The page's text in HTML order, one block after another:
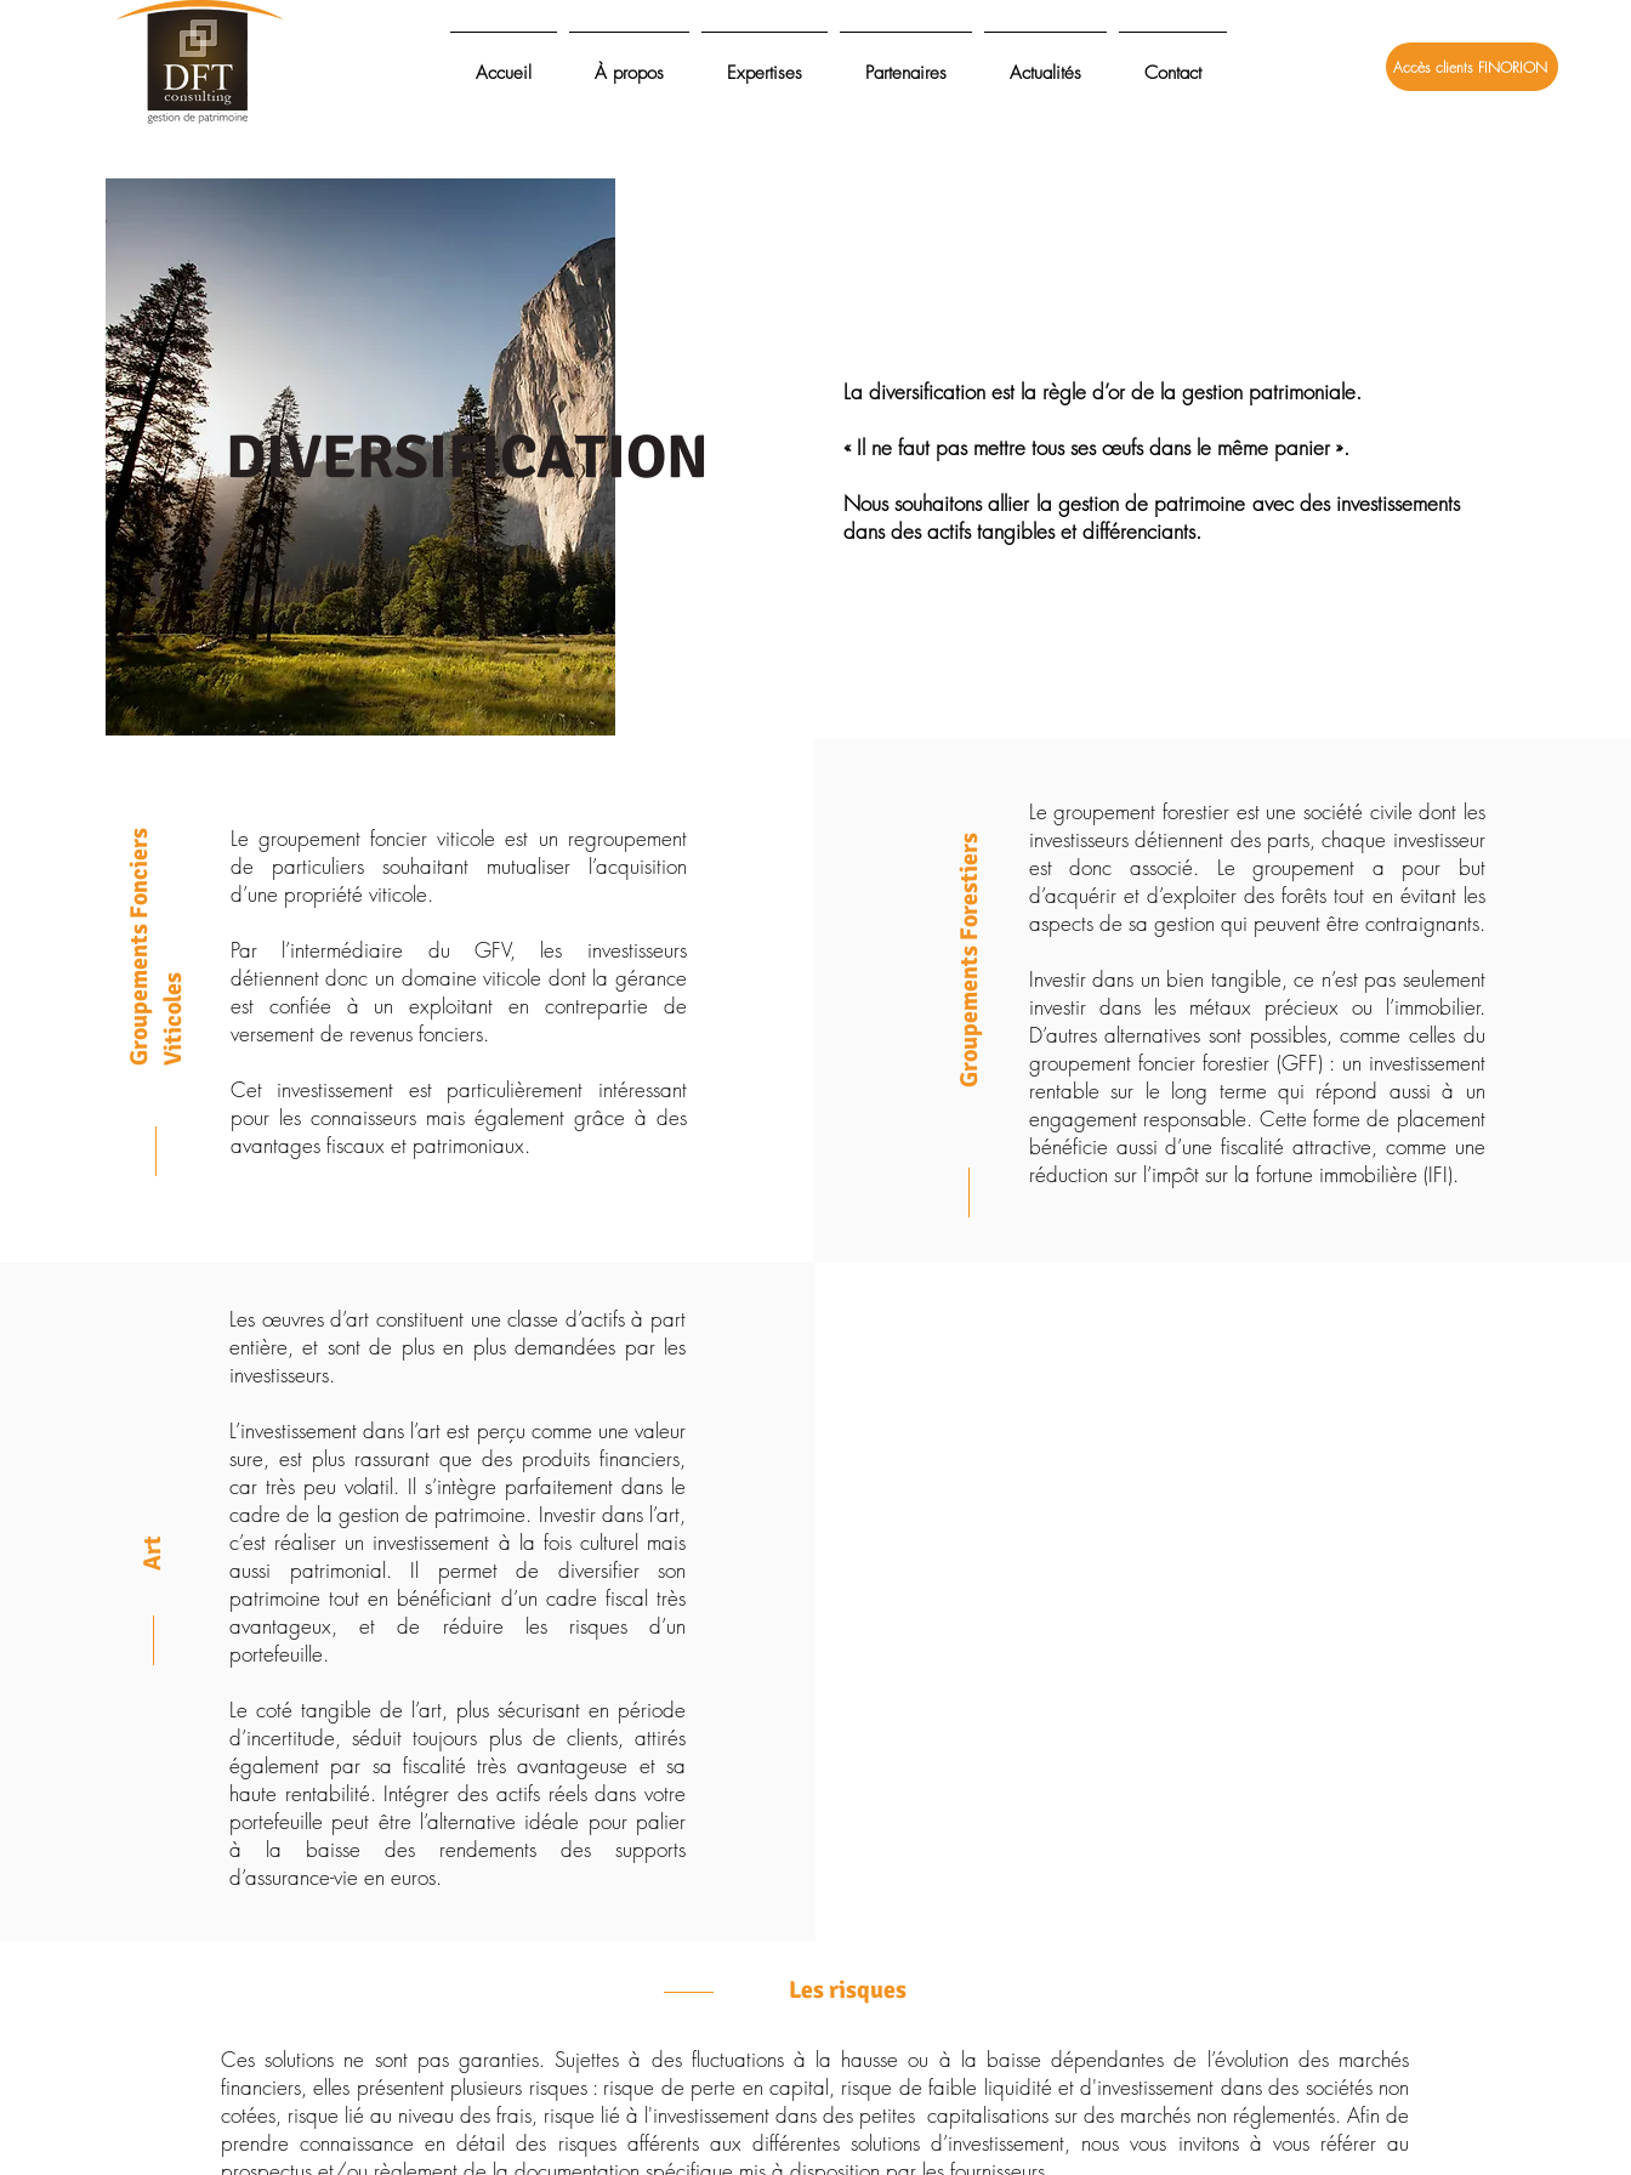
Accueil À propos Expertises Partenaires Actualités Contact Accès clients FINORION
DIVERSIFICATION
La diversification est la règle d’or de la gestion patrimoniale.
« Il ne faut pas mettre tous ses œufs dans le même panier ».
Nous souhaitons allier la gestion de patrimoine avec des investissements
dans des actifs tangibles et différenciants.
Groupements FonciersViticoles
Le groupement foncier viticole est un regroupement
de particuliers souhaitant mutualiser l’acquisition
d’une propriété viticole.
Par l’intermédiaire du GFV, les investisseurs
détiennent donc un domaine viticole dont la gérance
est confiée à un exploitant en contrepartie de
versement de revenus fonciers.
Cet investissement est particulièrement intéressant
pour les connaisseurs mais également grâce à des
avantages fiscaux et patrimoniaux.
Groupements Forestiers
Le groupement forestier est une société civile dont les
investisseurs détiennent des parts, chaque investisseur
est donc associé. Le groupement a pour but
d’acquérir et d’exploiter des forêts tout en évitant les
aspects de sa gestion qui peuvent être contraignants.​
Investir dans un bien tangible, ce n’est pas seulement
investir dans les métaux précieux ou l’immobilier.
D’autres alternatives sont possibles, comme celles du
groupement foncier forestier (GFF) : un investissement
rentable sur le long terme qui répond aussi à un
engagement responsable. Cette forme de placement
bénéficie aussi d’une fiscalité attractive, comme une
réduction sur l’impôt sur la fortune immobilière (IFI).
Art
Les œuvres d’art constituent une classe d’actifs à part
entière, et sont de plus en plus demandées par les
investisseurs.
L’investissement dans l’art est perçu comme une valeur
sure, est plus rassurant que des produits financiers,
car très peu volatil. Il s’intègre parfaitement dans le
cadre de la gestion de patrimoine. Investir dans l’art,
c’est réaliser un investissement à la fois culturel mais
aussi patrimonial. Il permet de diversifier son
patrimoine tout en bénéficiant d’un cadre fiscal très
avantageux, et de réduire les risques d’un
portefeuille.
Le coté tangible de l’art, plus sécurisant en période
d’incertitude, séduit toujours plus de clients, attirés
également par sa fiscalité très avantageuse et sa
haute rentabilité. Intégrer des actifs réels dans votre
portefeuille peut être l’alternative idéale pour palier
à la baisse des rendements des supports
d’assurance-vie en euros.
Les risques
Ces solutions ne sont pas garanties. Sujettes à des fluctuations à la hausse ou à la baisse dépendantes de l’évolution des marchés
financiers, elles présentent plusieurs risques : risque de perte en capital, risque de faible liquidité et d'investissement dans des sociétés non
cotées, risque lié au niveau des frais, risque lié à l'investissement dans des petites capitalisations sur des marchés non réglementés. Afin de
prendre connaissance en détail des risques afférents aux différentes solutions d’investissement, nous vous invitons à vous référer au